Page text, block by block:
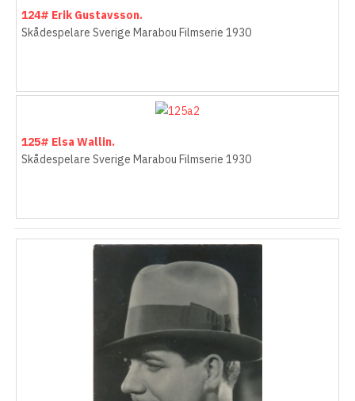
124# Erik Gustavsson.
Skådespelare Sverige Marabou Filmserie 1930
125# Elsa Wallin.
Skådespelare Sverige Marabou Filmserie 1930